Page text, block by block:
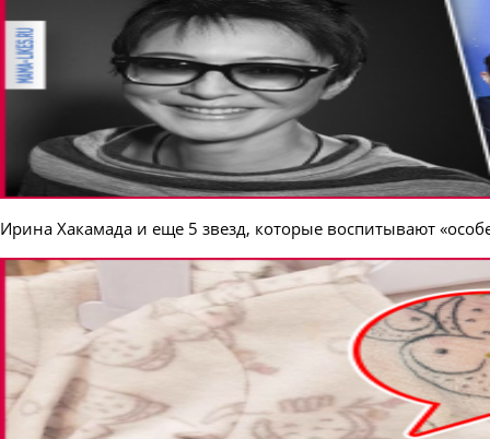
Ирина Хакамада и еще 5 звезд, которые воспитывают